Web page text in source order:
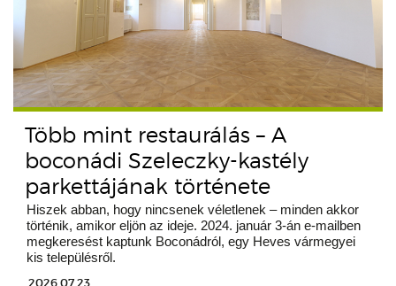
Több mint restaurálás – A
boconádi Szeleczky-kastély
parkettájának története
Hiszek abban, hogy nincsenek véletlenek – minden akkor
történik, amikor eljön az ideje. 2024. január 3-án e-mailben
megkeresést kaptunk Boconádról, egy Heves vármegyei
kis településről.
2026.07.23.